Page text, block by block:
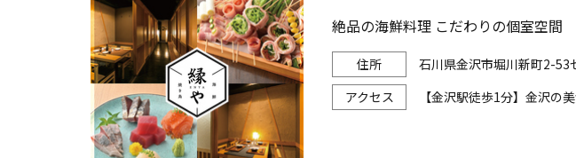
絶品の海鮮料理 こだわりの個室空間
石川県金沢市堀川新町2-
【金沢駅徒歩1分】金沢の